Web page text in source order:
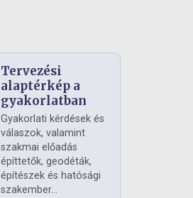
Tervezési
alaptérkép a
gyakorlatban
Gyakorlati kérdések és
válaszok, valamint
szakmai előadás
építtetők, geodéták,
építészek és hatósági
szakember...